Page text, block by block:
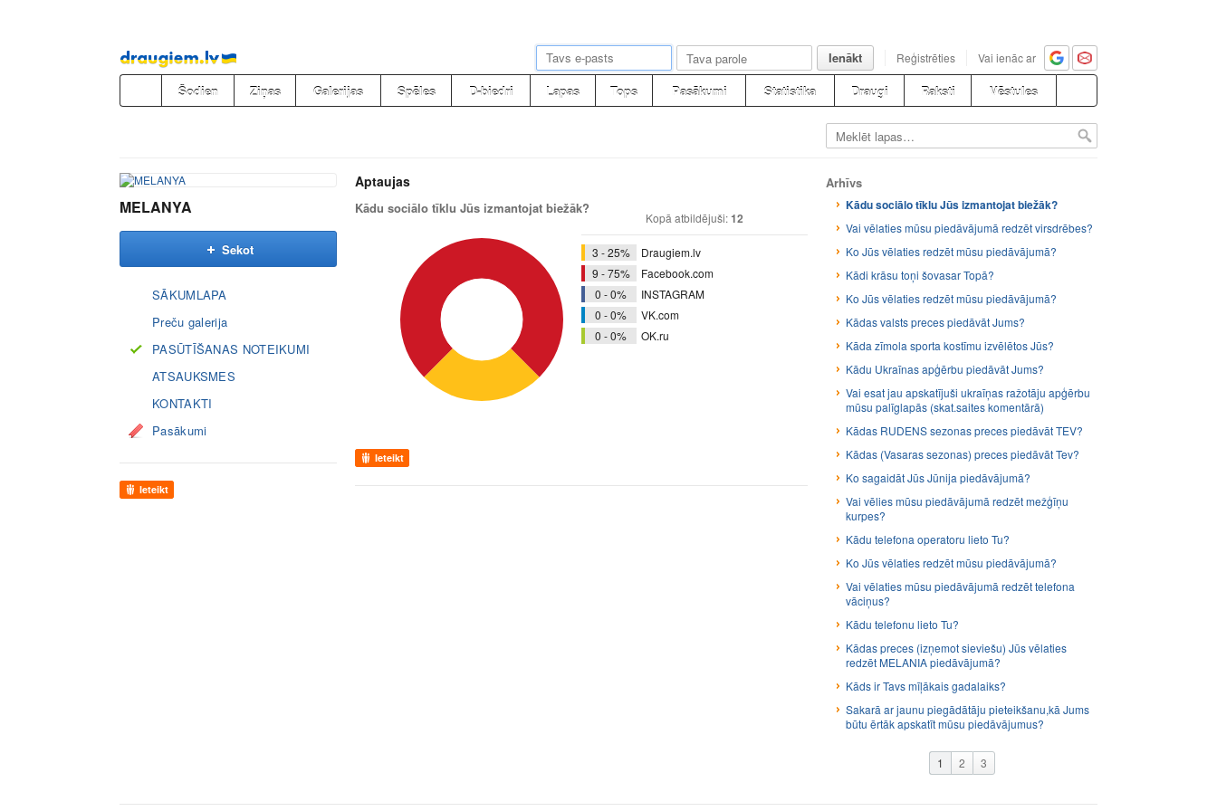
Pāriet
uz
saturu
Ienākt Reģistrēties Vai ienāc ar
Šodien Ziņas Galerijas Spēles D-biedri Lapas Tops Pasākumi Statistika Draugi Raksti Vēstules
MELANYA
Sekot
SĀKUMLAPA
Preču galerija
PASŪTĪŠANAS NOTEIKUMI
ATSAUKSMES
KONTAKTI
Pasākumi
Ieteikt
Aptaujas
Kādu sociālo tīklu Jūs izmantojat biežāk?
Kopā atbildējuši:12
3 - 25%
Draugiem.lv
9 - 75%
Facebook.com
0 - 0%
INSTAGRAM
0 - 0%
VK.com
0 - 0%
OK.ru
Ieteikt
Arhīvs
Kādu sociālo tīklu Jūs izmantojat biežāk?
Vai vēlaties mūsu piedāvājumā redzēt virsdrēbes?
Ko Jūs vēlaties redzēt mūsu piedāvājumā?
Kādi krāsu toņi šovasar Topā?
Ko Jūs vēlaties redzēt mūsu piedāvājumā?
Kādas valsts preces piedāvāt Jums?
Kāda zīmola sporta kostīmu izvēlētos Jūs?
Kādu Ukraīnas apģērbu piedāvāt Jums?
Vai esat jau apskatījuši ukraīņas ražotāju apģērbu
mūsu palīglapās (skat.saites komentārā)
Kādas RUDENS sezonas preces piedāvāt TEV?
Kādas (Vasaras sezonas) preces piedāvāt Tev?
Ko sagaidāt Jūs Jūnija piedāvājumā?
Vai vēlies mūsu piedāvājumā redzēt mežģīņu
kurpes?
Kādu telefona operatoru lieto Tu?
Ko Jūs vēlaties redzēt mūsu piedāvājumā?
Vai vēlaties mūsu piedāvājumā redzēt telefona
vāciņus?
Kādu telefonu lieto Tu?
Kādas preces (izņemot sieviešu) Jūs vēlaties
redzēt MELANIA piedāvājumā?
Kāds ir Tavs mīļākais gadalaiks?
Sakarā ar jaunu piegādātāju pieteikšanu,kā Jums
būtu ērtāk apskatīt mūsu piedāvājumus?
1 2 3